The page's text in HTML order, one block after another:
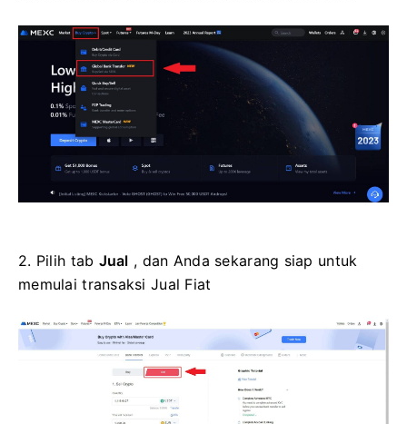
2. Pilih tab Jual , dan Anda sekarang siap untuk
memulai transaksi Jual Fiat